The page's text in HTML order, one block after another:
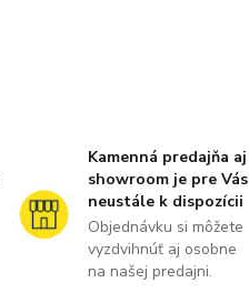
Kamenná predajňa aj
showroom je pre Vás
neustále k dispozícii
Objednávku si môžete
vyzdvihnúť aj osobne
na našej predajni.